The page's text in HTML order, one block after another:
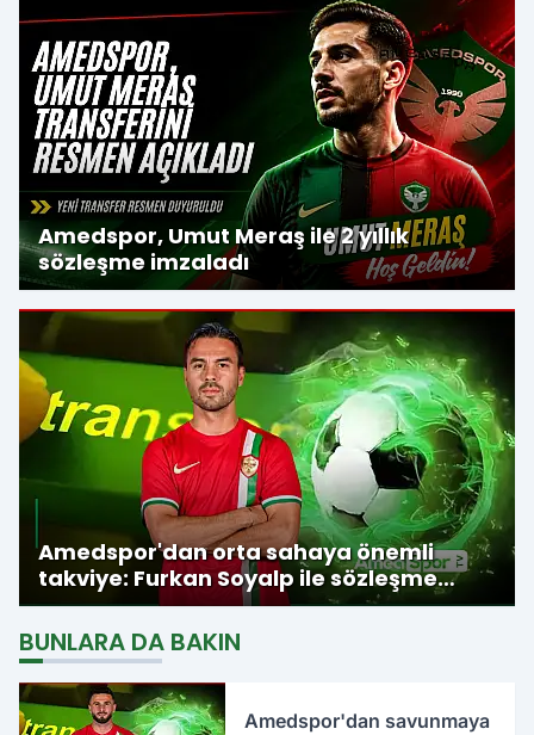
Amedspor, Umut Meraş ile 2 yıllık
sözleşme imzaladı
Amedspor'dan orta sahaya önemli
takviye: Furkan Soyalp ile sözleşme
imzalandı
BUNLARA DA BAKIN
Amedspor'dan savunmaya